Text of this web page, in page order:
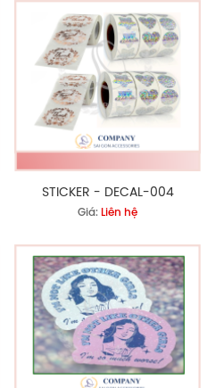
STICKER - DECAL-004
Giá: Liên hệ